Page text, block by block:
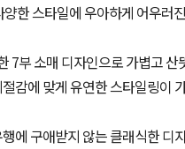
양한 스타일에 우아하게 어우러
7부 소매 디자인으로 가볍고 산
감에 맞게 유연한 스타일링이
에 구애받지 않는 클래식한 디